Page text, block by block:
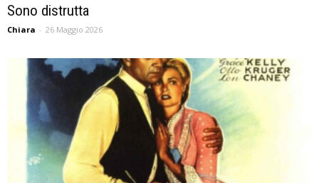
Sono distrutta
Chiara - 26 Maggio 2026